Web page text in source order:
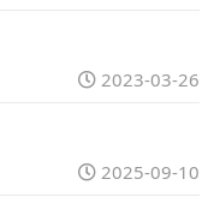
2023-03-26
2025-09-10